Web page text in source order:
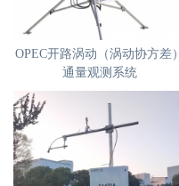
OPEC开路涡动（涡动协方差）
通量观测系统